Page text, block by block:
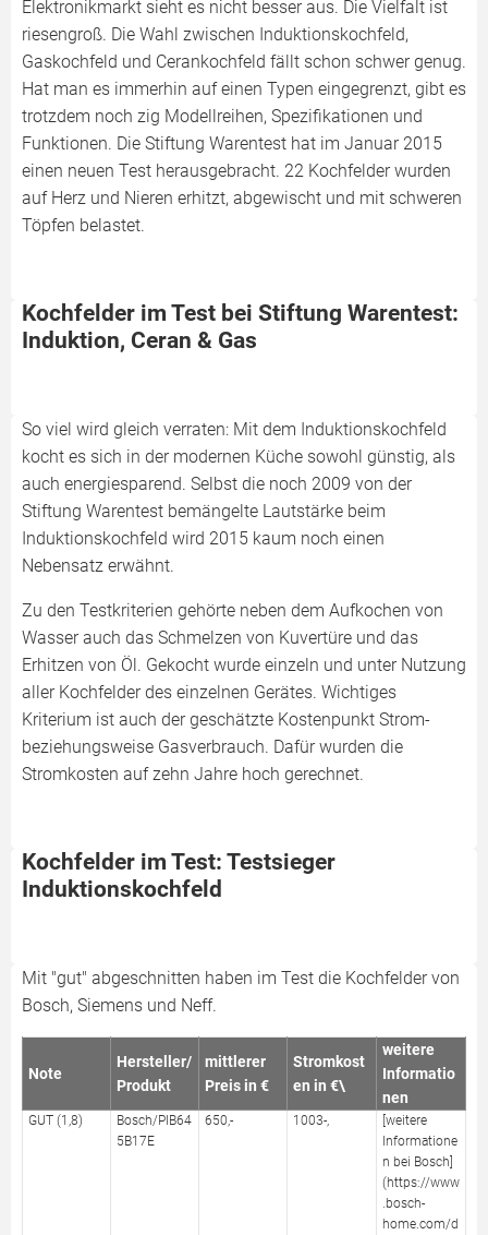
Elektronikmarkt sieht es nicht besser aus. Die Vielfalt ist
riesengroß. Die Wahl zwischen Induktionskochfeld,
Gaskochfeld und Cerankochfeld fällt schon schwer genug.
Hat man es immerhin auf einen Typen eingegrenzt, gibt es
trotzdem noch zig Modellreihen, Spezifikationen und
Funktionen. Die Stiftung Warentest hat im Januar 2015
einen neuen Test herausgebracht. 22 Kochfelder wurden
auf Herz und Nieren erhitzt, abgewischt und mit schweren
Töpfen belastet.
Kochfelder im Test bei Stiftung Warentest:
Induktion, Ceran & Gas
So viel wird gleich verraten: Mit dem Induktionskochfeld
kocht es sich in der modernen Küche sowohl günstig, als
auch energiesparend. Selbst die noch 2009 von der
Stiftung Warentest bemängelte Lautstärke beim
Induktionskochfeld wird 2015 kaum noch einen
Nebensatz erwähnt.
Zu den Testkriterien gehörte neben dem Aufkochen von
Wasser auch das Schmelzen von Kuvertüre und das
Erhitzen von Öl. Gekocht wurde einzeln und unter Nutzung
aller Kochfelder des einzelnen Gerätes. Wichtiges
Kriterium ist auch der geschätzte Kostenpunkt Strom-
beziehungsweise Gasverbrauch. Dafür wurden die
Stromkosten auf zehn Jahre hoch gerechnet.
Kochfelder im Test: Testsieger
Induktionskochfeld
Mit "gut" abgeschnitten haben im Test die Kochfelder von
Bosch, Siemens und Neff.
Note
Hersteller/
Produkt
mittlerer
Preis in €
Stromkost
en in €\
weitere
Informatio
nen
GUT (1,8)
Bosch/PIB64
5B17E
650,- 1003-,
[weitere
Informatione
n bei Bosch]
(https://www
.bosch-
home.com/d